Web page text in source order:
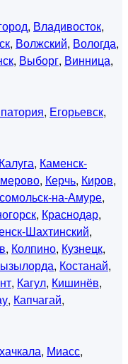
, Владивосток,
, Волжский, Вологда,
, Выборг, Винница,
, Егорьевск,
Калуга, Каменск-
, Керчь, Киров,
на-Амуре,
, Краснодар,
Шахтинский,
, Колпино, Кузнецк,
, Костанай,
, Кагул, Кишинёв,
, Капчагай,
, Миасс,